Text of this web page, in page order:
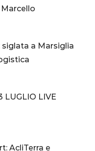
a Marsiglia
LUGLIO LIVE
AcliTerra e